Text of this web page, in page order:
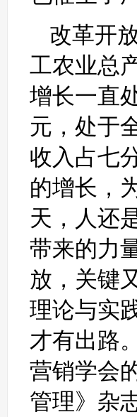
改革开
工农业总
增长一直
元，处于
收入占七
的增长，
天，人还
带来的力
放，关键
理论与实
才有出路
营销学会
管理》杂